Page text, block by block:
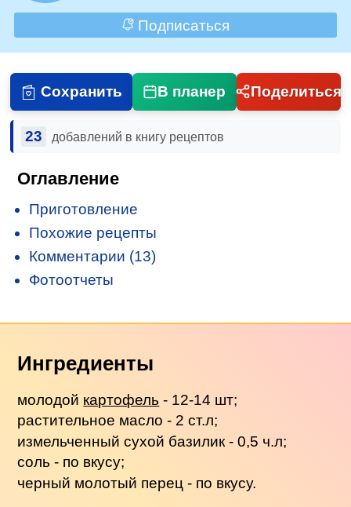
Подписаться
Сохранить В планер Поделиться
23 добавлений в книгу рецептов
Оглавление
Приготовление
Похожие рецепты
Комментарии (13)
Фотоотчеты
Ингредиенты
молодой картофель - 12-14 шт;
растительное масло - 2 ст.л;
измельченный сухой базилик - 0,5 ч.л;
соль - по вкусу;
черный молотый перец - по вкусу.